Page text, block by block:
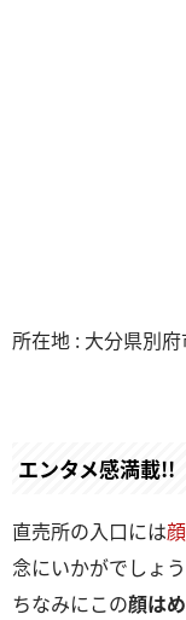
所在地 : 大分県別
エンタメ感満載!!
直売所の入口には
念にいかがでしょ
ちなみにこの顔は